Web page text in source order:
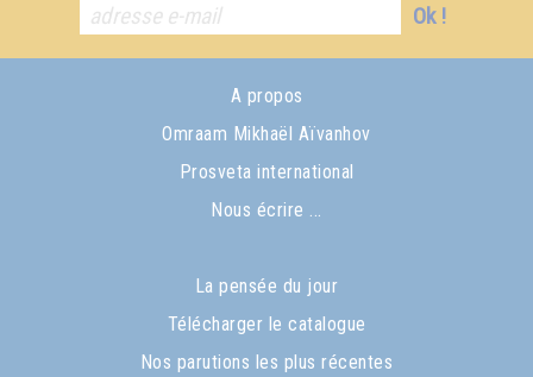
Ok !
A propos
Omraam Mikhaël Aïvanhov
Prosveta international
Nous écrire ...
La pensée du jour
Télécharger le catalogue
Nos parutions les plus récentes